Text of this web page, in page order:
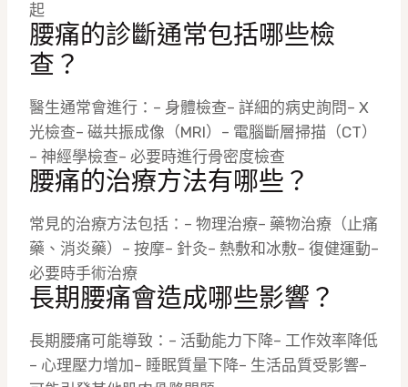
起
腰痛的診斷通常包括哪些檢
查？
醫生通常會進行：– 身體檢查– 詳細的病史詢問– X
光檢查– 磁共振成像（MRI）– 電腦斷層掃描（CT）
– 神經學檢查– 必要時進行骨密度檢查
腰痛的治療方法有哪些？
常見的治療方法包括：– 物理治療– 藥物治療（止痛
藥、消炎藥）– 按摩– 針灸– 熱敷和冰敷– 復健運動–
必要時手術治療
長期腰痛會造成哪些影響？
長期腰痛可能導致：– 活動能力下降– 工作效率降低
– 心理壓力增加– 睡眠質量下降– 生活品質受影響–